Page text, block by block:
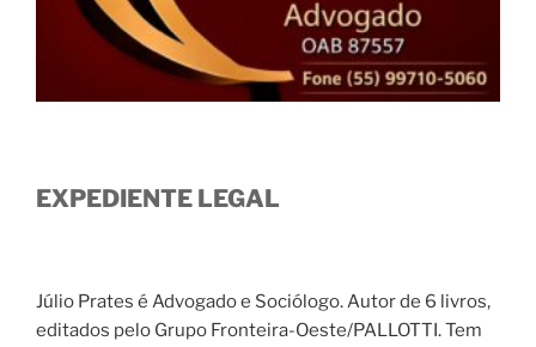
EXPEDIENTE LEGAL
Júlio Prates é Advogado e Sociólogo. Autor de 6 livros,
editados pelo Grupo Fronteira-Oeste/PALLOTTI. Tem